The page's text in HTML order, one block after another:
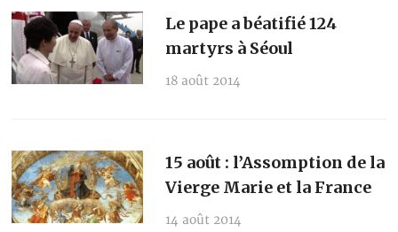
Le pape a béatifié 124
martyrs à Séoul
18 août 2014
15 août : l’Assomption de la
Vierge Marie et la France
14 août 2014